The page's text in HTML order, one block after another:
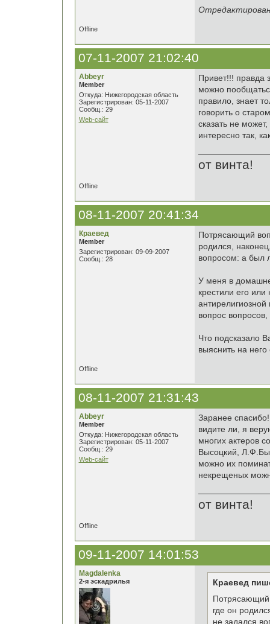
Offline
07-11-2007 21:02:40
Abbeyr
Member
Откуда: Нижегородская область
Зарегистрирован: 05-11-2007
Сообщ.: 29
Web-сайт
Привет!!! правда
можно
правило, знает
говорить о
сказать не
интересно так,
от винта!
Offline
08-11-2007 20:41:34
Краевед
Member
Зарегистрирован: 09-09-2007
Сообщ.: 28
Потрясающий
родился,
вопросом: а был
У меня в
крестили его
вопрос
Что подсказало
выяснить на него
Offline
08-11-2007 21:31:43
Abbeyr
Member
Откуда: Нижегородская область
Зарегистрирован: 05-11-2007
Сообщ.: 29
Web-сайт
Заранее
видите ли, я
многих актеров
Высоцкий,
можно их
некрещеных
от винта!
Offline
09-11-2007 14:01:53
Magdalenka
2-я эскадрилья
Краевед
где он
не задался